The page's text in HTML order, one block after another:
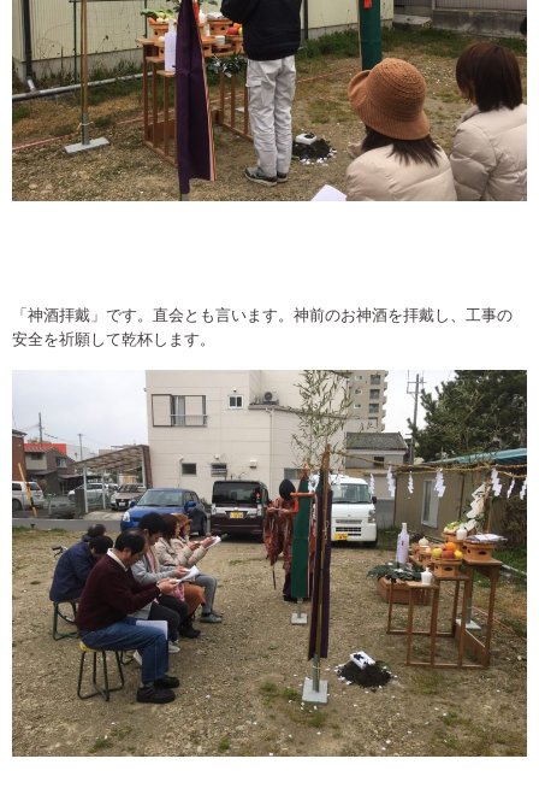
「神酒拝戴」です。直会とも言います。神前のお神酒を拝戴し、工事の
安全を祈願して乾杯します。